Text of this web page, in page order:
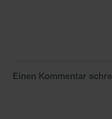
Einen Kommentar